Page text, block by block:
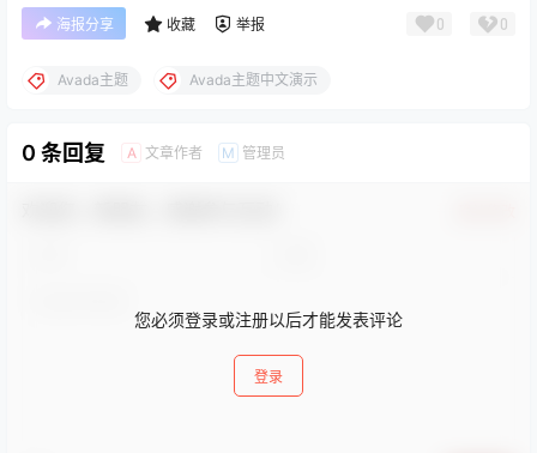
海报分享 收藏 举报 0 0
Avada主题 Avada主题中文演示
0 条回复 A 文章作者 M 管理员
您必须登录或注册以后才能发表评论
登录